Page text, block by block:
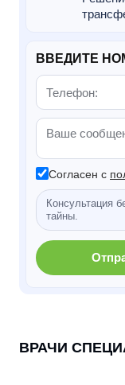
ВВЕДИТЕ
Согласен с
Консультация
тайны.
ВРАЧИ